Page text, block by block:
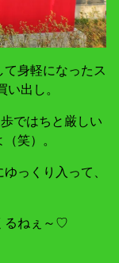
身軽になったス
出し。
ではちと厳しい
笑）。
っくり入って、
るねぇ～♡